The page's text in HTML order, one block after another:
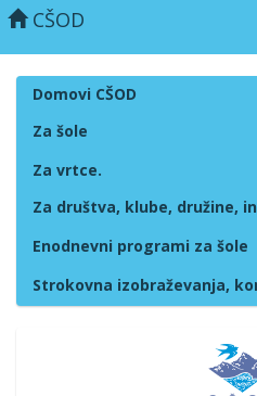
CŠOD
Domovi CŠOD
Za šole
Za vrtce.
Za društva, klube, družine,
Enodnevni programi za šole
Strokovna izobraževanja,